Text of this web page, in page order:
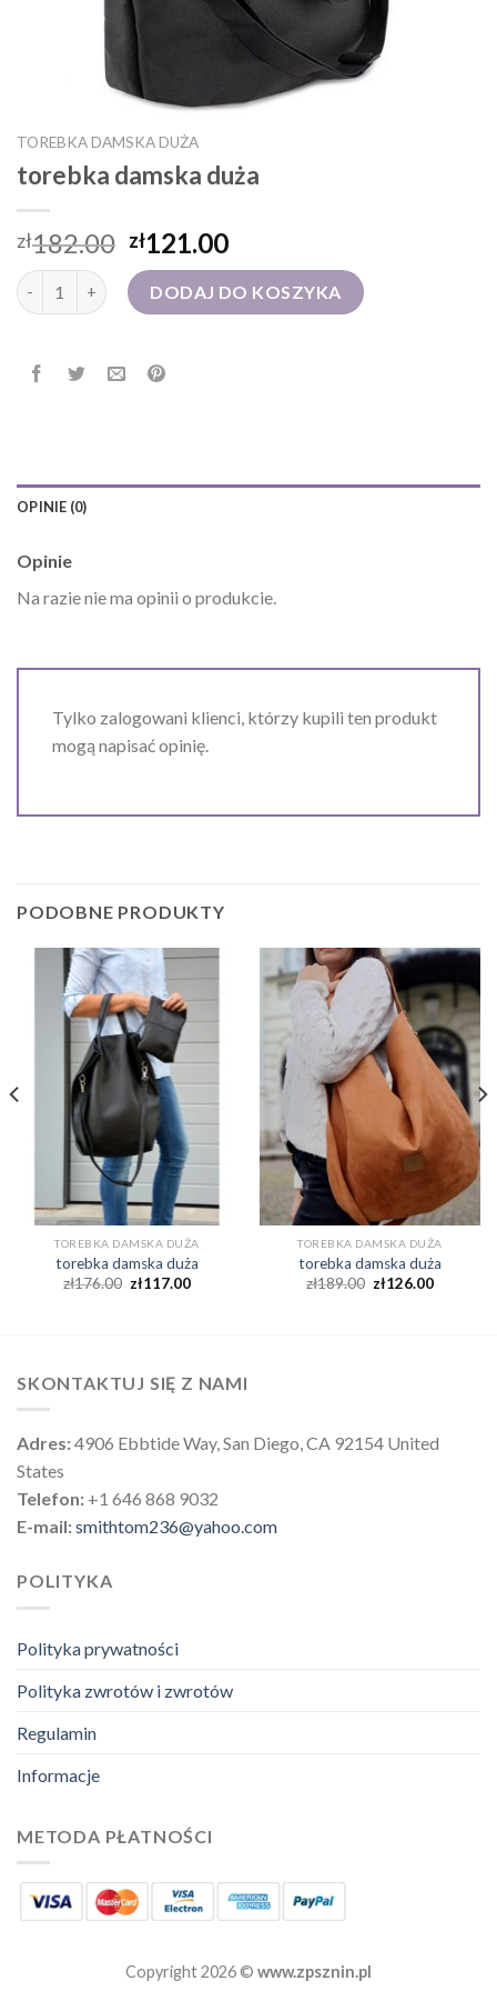
TOREBKA DAMSKA DUŻA
torebka damska duża
zł182.00 zł121.00
ilość torebka damska dużaDODAJ DO KOSZYKA
OPINIE (0)
Opinie
Na razie nie ma opinii o produkcie.
Tylko zalogowani klienci, którzy kupili ten produkt
mogą napisać opinię.
PODOBNE PRODUKTY
TOREBKA DAMSKA DUŻA
torebka damska duża
zł176.00 zł117.00
TOREBKA DAMSKA DUŻA
torebka damska duża
zł189.00 zł126.00
SKONTAKTUJ SIĘ Z NAMI
Adres:4906 Ebbtide Way, San Diego, CA 92154 United
States
Telefon: +1 646 868 9032
E-mail:smithtom236@yahoo.com
POLITYKA
Polityka prywatności
Polityka zwrotów i zwrotów
Regulamin
Informacje
METODA PŁATNOŚCI
Copyright 2026 © www.zpsznin.pl